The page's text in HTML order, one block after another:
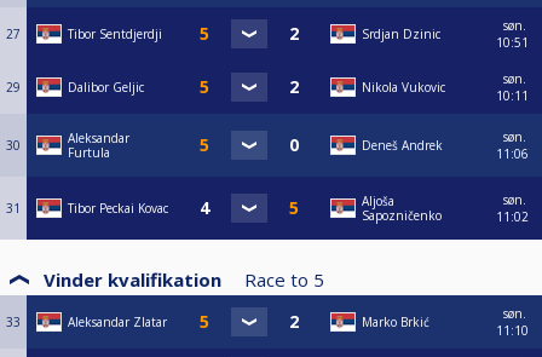
27 Tibor Sentdjerdji Srdjan Dzinic
søn.
10:51
29 Dalibor Geljic Nikola Vukovic
søn.
10:11
30
Aleksandar
Furtula
Deneš Andrek
søn.
11:06
31 Tibor Peckai Kovac
Aljoša
Sapozničenko
søn.
11:02
Vinder kvalifikation Race to 5
33 Aleksandar Zlatar Marko Brkić
søn.
11:10